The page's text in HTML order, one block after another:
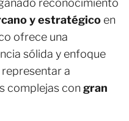
reconocimiento
y estratégico en
ofrece una
sólida y enfoque
a
complejas con gran